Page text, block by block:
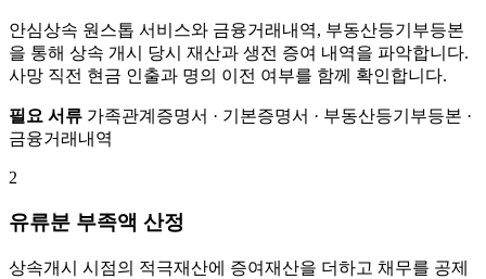
안심상속 원스톱 서비스와 금융거래내역, 부동산등기부등본
을 통해 상속 개시 당시 재산과 생전 증여 내역을 파악합니다.
사망 직전 현금 인출과 명의 이전 여부를 함께 확인합니다.
필요 서류 가족관계증명서 · 기본증명서 · 부동산등기부등본 ·
금융거래내역
2
유류분 부족액 산정
상속개시 시점의 적극재산에 증여재산을 더하고 채무를 공제